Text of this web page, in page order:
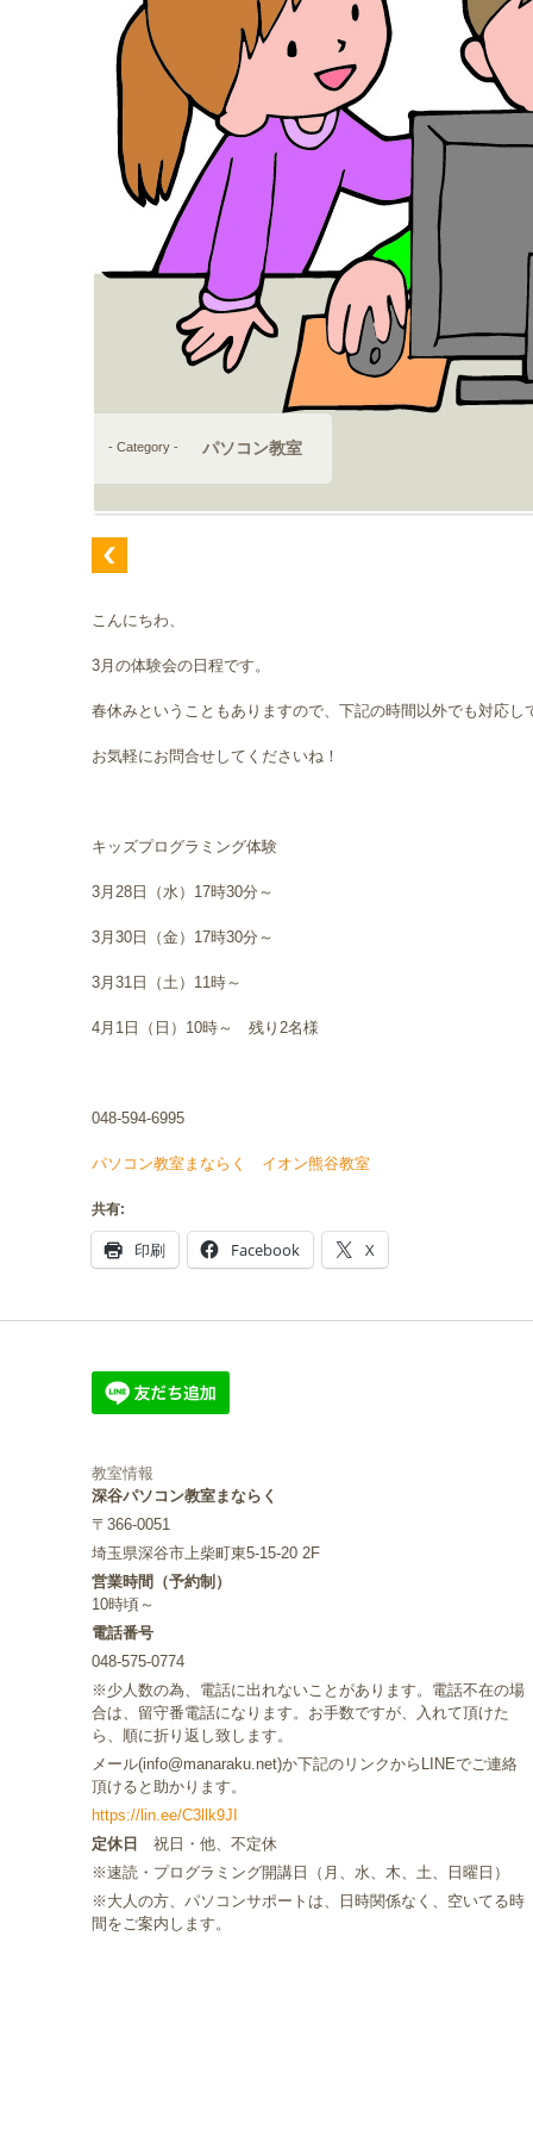
- Category - パソコン教室
こんにちわ、
3月の体験会の日程です。
春休みということもありますので、下記の時間以外でも対応し
お気軽にお問合せしてくださいね！
キッズプログラミング体験
3月28日（水）17時30分～
3月30日（金）17時30分～
3月31日（土）11時～
4月1日（日）10時～ 残り2名様
048-594-6995
パソコン教室まならく イオン熊谷教室
共有:
印刷 Facebook X
教室情報
深谷パソコン教室まならく
〒366-0051
埼玉県深谷市上柴町東5-15-20 2F
営業時間（予約制）
10時頃～
電話番号
048-575-0774
※少人数の為、電話に出れないことがあります。電話不在の場
合は、留守番電話になります。お手数ですが、入れて頂けた
ら、順に折り返し致します。
メール(info@manaraku.net)か下記のリンクからLINEでご連絡
頂けると助かります。
https://lin.ee/C3llk9JI
定休日
祝日・他、不定休
※速読・プログラミング開講日（月、水、木、土、日曜日）
※大人の方、パソコンサポートは、日時関係なく、空いてる時
間をご案内します。